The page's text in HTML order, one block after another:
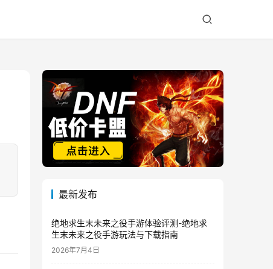
最新发布
绝地求生末未来之役手游体验评测-绝地求
生末未来之役手游玩法与下载指南
2026年7月4日